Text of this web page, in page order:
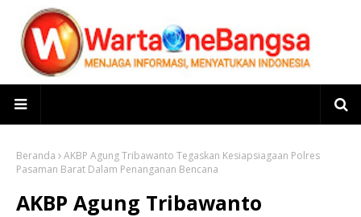
Beranda
AKBP Agung Tribawanto Tegaskan Kesiapsiagaan Polres
Pasaman Barat Dalam Penanganan Bencana
AKBP Agung Tribawanto